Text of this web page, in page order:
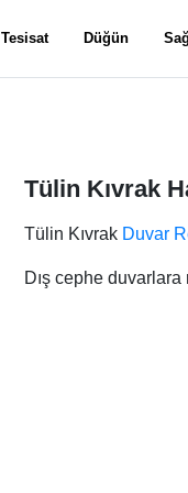
Tesisat Düğün
Tülin Kıvrak
Tülin Kıvrak Duvar
Dış cephe